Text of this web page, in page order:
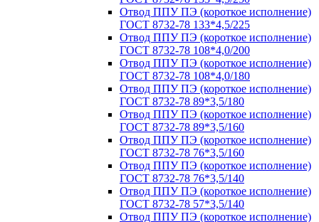
Отвод ППУ ПЭ (короткое исполнение)
ГОСТ 8732-78 133*4,5/225
Отвод ППУ ПЭ (короткое исполнение)
ГОСТ 8732-78 108*4,0/200
Отвод ППУ ПЭ (короткое исполнение)
ГОСТ 8732-78 108*4,0/180
Отвод ППУ ПЭ (короткое исполнение)
ГОСТ 8732-78 89*3,5/180
Отвод ППУ ПЭ (короткое исполнение)
ГОСТ 8732-78 89*3,5/160
Отвод ППУ ПЭ (короткое исполнение)
ГОСТ 8732-78 76*3,5/160
Отвод ППУ ПЭ (короткое исполнение)
ГОСТ 8732-78 76*3,5/140
Отвод ППУ ПЭ (короткое исполнение)
ГОСТ 8732-78 57*3,5/140
Отвод ППУ ПЭ (короткое исполнение)